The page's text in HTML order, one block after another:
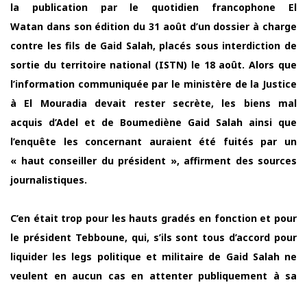
la publication par le quotidien francophone El
Watan dans son édition du 31 août d’un dossier à charge
contre les fils de Gaid Salah, placés sous interdiction de
sortie du territoire national (ISTN) le 18 août. Alors que
l’information communiquée par le ministère de la Justice
à El Mouradia devait rester secrète, les biens mal
acquis d’Adel et de Boumediène Gaid Salah ainsi que
l’enquête les concernant auraient été fuités par un
« haut conseiller du président », affirment des sources
journalistiques.
C’en était trop pour les hauts gradés en fonction et pour
le président Tebboune, qui, s’ils sont tous d’accord pour
liquider les legs politique et militaire de Gaid Salah ne
veulent en aucun cas en attenter publiquement à sa